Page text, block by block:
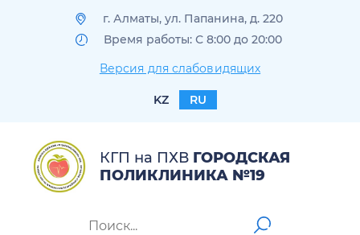
г. Алматы, ул. Папанина, д. 220
Время работы: С 8:00 до 20:00
Версия для слабовидящих
KZ RU
КГП на ПХВ ГОРОДСКАЯ
ПОЛИКЛИНИКА №19